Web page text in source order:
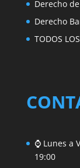
Derecho
Derecho
TODOS
⌚ Lunes a
19:00